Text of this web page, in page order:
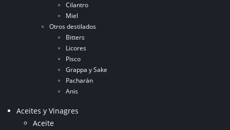
Cilantro
Miel
Otros destilados
Bitters
Licores
Pisco
Grappa y Sake
Pacharán
Anis
Aceites y Vinagres
Aceite